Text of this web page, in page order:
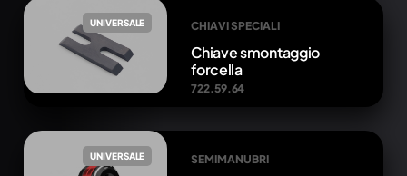
UNIVERSALE CHIAVI SPECIALI
Chiave smontaggio
forcella
722.59.64
UNIVERSALE SEMIMANUBRI